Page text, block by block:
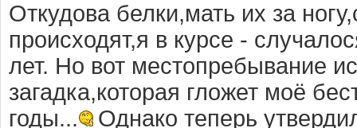
Откудова белки,мать их за
происходят,я в курсе -
лет. Но вот местопребывание
загадка,которая гложет моё
годы...
Однако теперь